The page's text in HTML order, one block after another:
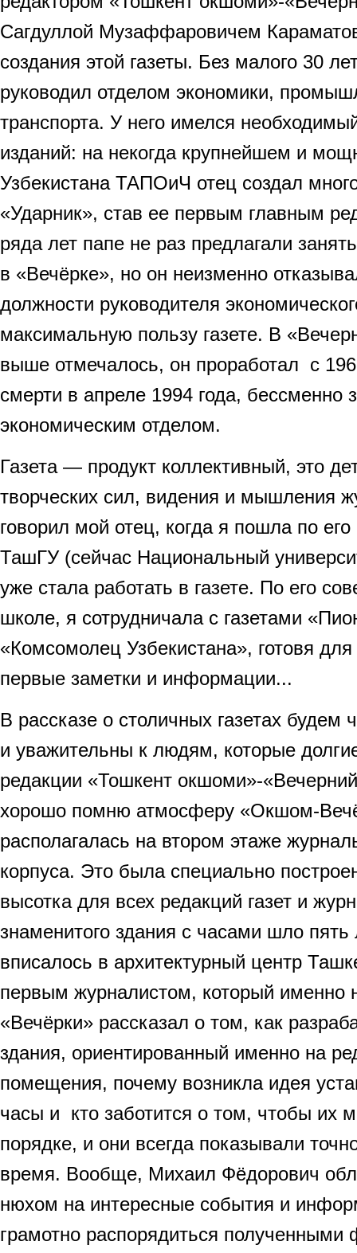
Сагдуллой Музаффаровичем
создания этой газеты. Без малого 30
руководил отделом экономики,
транспорта. У него имелся
изданий: на некогда крупнейшем и
Узбекистана ТАПОиЧ отец создал
«Ударник», став ее первым главным
ряда лет папе не раз предлагали
в «Вечёрке», но он неизменно
должности руководителя
максимальную пользу газете. В
выше отмечалось, он проработал с
смерти в апреле 1994 года, бессменно
экономическим отделом.
Газета — продукт коллективный, это
творческих сил, видения и мышления
говорил мой отец, когда я пошла по
ТашГУ (сейчас Национальный
уже стала работать в газете. По его
школе, я сотрудничала с газетами
«Комсомолец Узбекистана», готовя
первые заметки и информации...
В рассказе о столичных газетах будем
и уважительны к людям, которые
редакции «Тошкент окшоми»-
хорошо помню атмосферу «Окшом-
располагалась на втором этаже
корпуса. Это была специально
высотка для всех редакций газет и
знаменитого здания с часами шло пять
вписалось в архитектурный центр
первым журналистом, который именно
«Вечёрки» рассказал о том, как
здания, ориентированный именно на
помещения, почему возникла идея
часы и кто заботится о том, чтобы их
порядке, и они всегда показывали
время. Вообще, Михаил Фёдорович
нюхом на интересные события и
грамотно распорядиться полученными